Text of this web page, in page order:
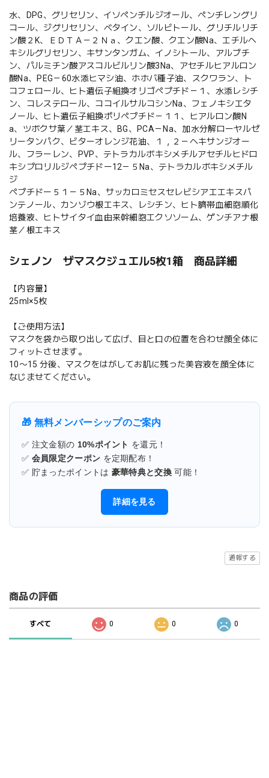
水、DPG、グリセリン、イソペンチルジオール、ペンチレングリ
コール、ジグリセリン、ベタイン、ソルビトール、グリチルリチ
ン酸２K、ＥＤＴＡ－２Ｎａ、クエン酸、クエン酸Na、エチルヘ
キシルグリセリン、キサンタンガム、イノシトール、アルブチ
ン、パルミチン酸アスコルビルリン酸3Na、アセチルヒアルロン
酸Na、PEG－60水添ヒマシ油、ホホバ種子油、スクワラン、ト
コフェロール、ヒト遺伝子組換オリゴペプチド－１、水添レシチ
ン、コレステロール、ココイルサルコシンNa、フェノキシエタ
ノール、ヒト遺伝子組換ポリペプチド－１１、ヒアルロン酸N
a、ツボクサ葉／茎エキス、BG、PCA－Na、加水分解ローヤルゼ
リータンパク、ビターオレンジ花油、１，２－ヘキサンジオー
ル、フラーレン、PVP、テトラカルボキシメチルアセチルヒドロ
キシプロリルジペプチドー12－５Na、テトラカルボキシメチル
ジ
ペプチドー５１－５Na、サッカロミセスセレビシアエエキスパ
ンテノール、カンゾウ根エキス、レシチン、ヒト臍帯血細胞順化
培養液、ヒトサイタイ血由来幹細胞エクソソーム、ゲンチアナ根
茎／根エキス
シェノン ザマスクジュエル5枚1箱 商品詳細
【内容量】
25ml×5枚
【ご使用方法】
マスクを袋から取り出して広げ、目と口の位置を合わせ顔全体に
フィットさせます。
10〜15 分後、マスクをはがしてお肌に残った美容液を顔全体に
なじませてください。
🎁 無料メンバーシップのご案内
✅ 注文金額の 10%ポイント を還元！
✅ 会員限定クーポン を定期配布！
✅ 貯まったポイントは 豪華特典と交換 可能！
詳細を見る
通報する
商品の評価
すべて 0 0 0